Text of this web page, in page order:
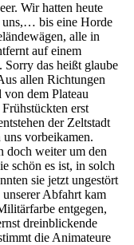
Wir hatten heute
uns,… bis eine Horde
alle in
auf einem
Sorry das heißt glaube
allen Richtungen
von dem Plateau
erst
der Zeltstadt
vorbeikamen.
doch weiter um den
schön es ist, in solch
sie jetzt ungestört
Abfahrt kam
entgegen,
dreinblickende
die Animateure